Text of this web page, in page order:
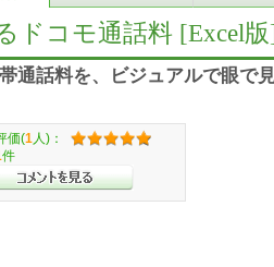
ドコモ通話料 [Excel版
帯通話料を、ビジュアルで眼で
価(1 人)：
件